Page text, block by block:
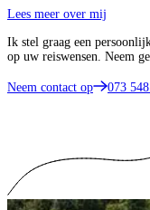
Lees meer over mij
Ik stel graag een
op uw reiswensen. Neem
Neem contact op 073